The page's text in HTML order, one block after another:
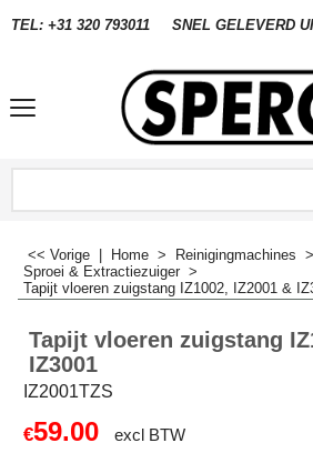
TEL: +31 320 793011 SNEL GELEVERD
<< Vorige Home > Reinigingmachines >
Sproei & Extractiezuiger >
Tapijt vloeren zuigstang IZ1002, IZ2001 &
Tapijt vloeren zuigstang
IZ3001
IZ2001TZS
€59.00
excl BTW